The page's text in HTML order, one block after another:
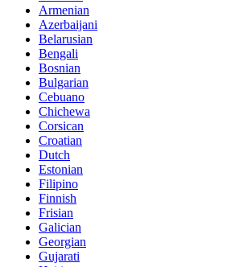
Armenian
Azerbaijani
Belarusian
Bengali
Bosnian
Bulgarian
Cebuano
Chichewa
Corsican
Croatian
Dutch
Estonian
Filipino
Finnish
Frisian
Galician
Georgian
Gujarati